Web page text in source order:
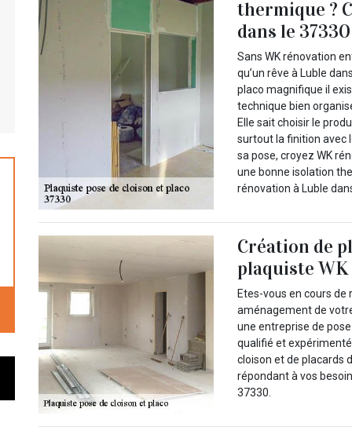
thermique ?
dans le
Sans WK rénovation
qu’un rêve à Luble
placo magnifique il
technique bien
Elle sait choisir le
surtout la finition avec
sa pose, croyez WK
une bonne isolation
rénovation à Luble
Création de
plaquiste
Etes-vous en cours
aménagement de
une entreprise de
qualifié et
cloison et de placards
répondant à vos
37330.